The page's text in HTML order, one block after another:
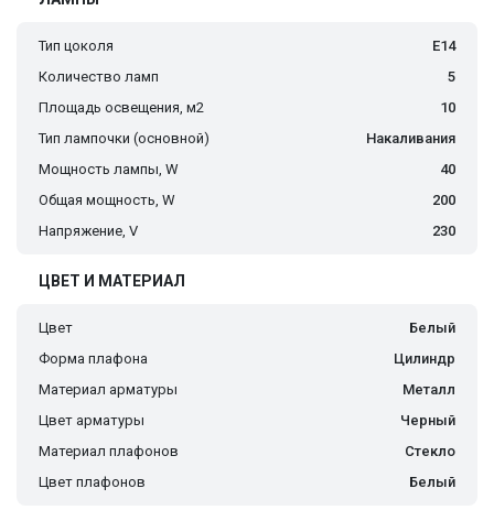
Тип цоколя
E14
Количество ламп
5
Площадь освещения, м2
10
Тип лампочки (основной)
Накаливания
Мощность лампы, W
40
Общая мощность, W
200
Напряжение, V
230
ЦВЕТ И МАТЕРИАЛ
Цвет
Белый
Форма плафона
Цилиндр
Материал арматуры
Металл
Цвет арматуры
Черный
Материал плафонов
Стекло
Цвет плафонов
Белый